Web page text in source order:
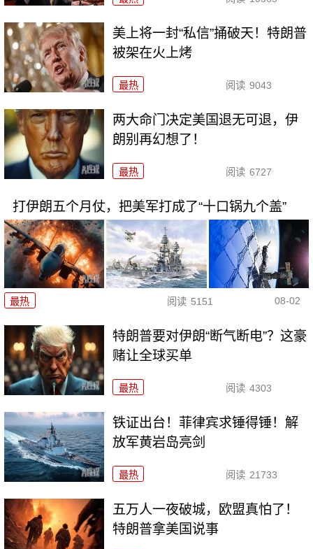
美上将一封“私信”捅破天！特朗普
被架在火上烤
最热 阅读 9043
两大命门决定美国退无可退，伊
朗别再幻想了！
最热 阅读 6727
打伊朗五个月仗，把美军打成了“十口锅九个盖”
最热 阅读 5151 08-02
特朗普要对伊朗“断气断电”？这豪
赌让全球买单
最热 阅读 4303
铁证出台！菲律宾求锤得锤！解
放军黄岩岛亮剑
最热 阅读 21733
五万人一夜破城，欧盟真怕了！
特朗普拿美国说事